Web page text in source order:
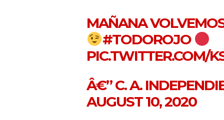
MAÑANA
#TODOROJO
PIC.TWITTER.COM/
Â€” C. A.
AUGUST 10, 2020